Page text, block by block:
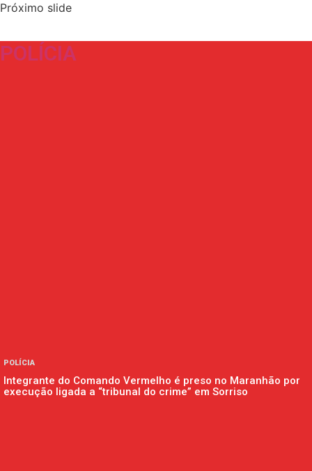
Próximo slide
POLÍCIA​
POLÍCIA
Integrante do Comando Vermelho é preso no Maranhão por
execução ligada a “tribunal do crime” em Sorriso